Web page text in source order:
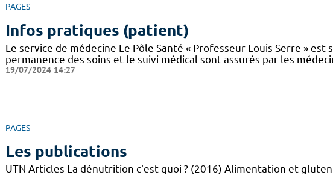
PAGES
Infos pratiques (patient)
Le service de médecine Le Pôle Santé « Professeur Louis Serre » est
permanence des soins et le suivi médical sont assurés par les
19/07/2024 14:27
PAGES
Les publications
UTN Articles La dénutrition c'est quoi ? (2016) Alimentation et